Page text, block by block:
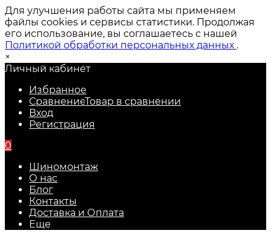
Для улучшения работы сайта мы применяем
файлы cookies и сервисы статистики. Продолжая
его использование, вы соглашаетесь с нашей
Политикой обработки персональных данных .
×
Личный кабинет
Избранное
СравнениеТовар в сравнении
Вход
Регистрация
0
Шиномонтаж
О нас
Блог
Контакты
Доставка и Оплата
Еще